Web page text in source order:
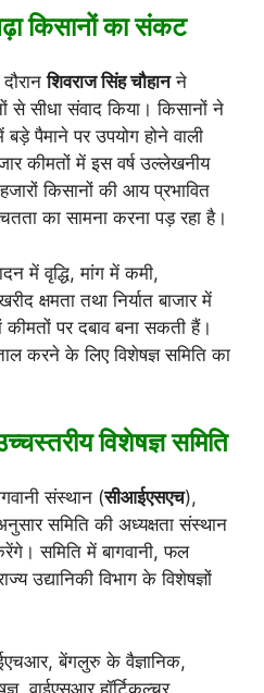
किसानों का संकट
शिवराज सिंह चौहानने
से सीधा संवाद किया। किसानों ने
पैमाने पर उपयोग होने वाली
कीमतों में इस वर्ष उल्लेखनीय
किसानों की आय प्रभावित
का सामना करना पड़ रहा है।
में वृद्धि, मांग में कमी,
क्षमता तथा निर्यात बाजार में
कीमतों पर दबाव बना सकती हैं।
करने के लिए विशेषज्ञ समिति का
विशेषज्ञ समिति
संस्थान (सीआईएसएच),
समिति की अध्यक्षता संस्थान
समिति में बागवानी, फल
उद्यानिकी विभाग के विशेषज्ञों
बेंगलुरु के वैज्ञानिक,
वाईएसआर हॉर्टिकल्चर